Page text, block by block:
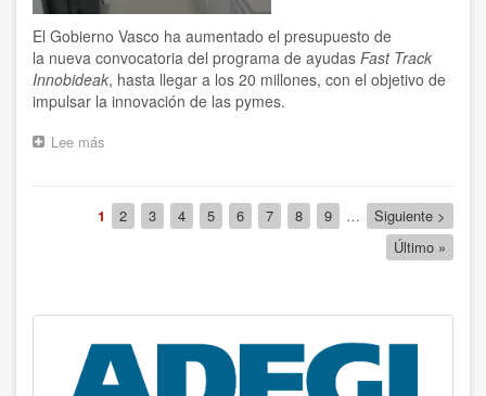
innovación
BIND
El Gobierno Vasco ha aumentado el presupuesto de
la nueva convocatoria del programa de ayudas Fast Track
Innobideak, hasta llegar a los 20 millones, con el objetivo de
impulsar la innovación de las pymes.
Lee más
Gobierno
Vasco
amplía
20
de
euros
Paginación
Página
actual
1 Página
2 Página
3 Página
4 Página
5 Página
6 Página
7 Página
8 Página
9 …
Siguiente
página
Siguiente >
Última
página
Último »